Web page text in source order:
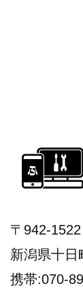
〒942-1522
新潟県十日
携帯:070-